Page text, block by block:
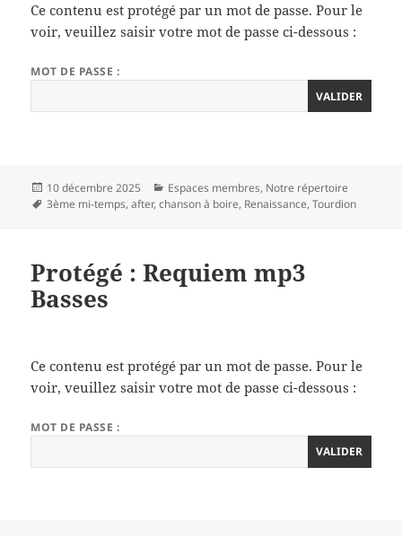
Ce contenu est protégé par un mot de passe. Pour le
voir, veuillez saisir votre mot de passe ci-dessous :
MOT DE PASSE :
Publié
le
10 décembre 2025 Catégories
Espaces membres, Notre répertoire
Mots-
3ème mi-temps,after,chanson à boire, Renaissance,Tourdion
Protégé : Requiem mp3
Basses
Ce contenu est protégé par un mot de passe. Pour le
voir, veuillez saisir votre mot de passe ci-dessous :
MOT DE PASSE :